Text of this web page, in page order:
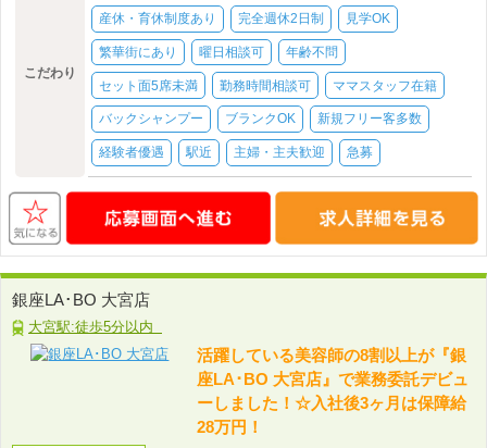
こだわり
産休・育休制度あり 完全週休2日制 見学OK
繁華街にあり 曜日相談可 年齢不問
セット面5席未満 勤務時間相談可 ママスタッフ在籍
バックシャンプー ブランクOK 新規フリー客多数
経験者優遇 駅近 主婦・主夫歓迎 急募
銀座LA･BO 大宮店
大宮駅:徒歩5分以内
活躍している美容師の8割以上が『銀
座LA･BO 大宮店』で業務委託デビュ
ーしました！☆入社後3ヶ月は保障給
28万円！